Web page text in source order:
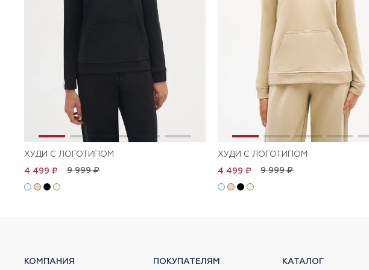
ХУДИ С ЛОГОТИПОМ
9 999 ₽
4 499 ₽
ХУДИ С ЛОГОТИПОМ
9 999 ₽
4 499 ₽
КОМПАНИЯ ПОКУПАТЕЛЯМ КАТАЛОГ